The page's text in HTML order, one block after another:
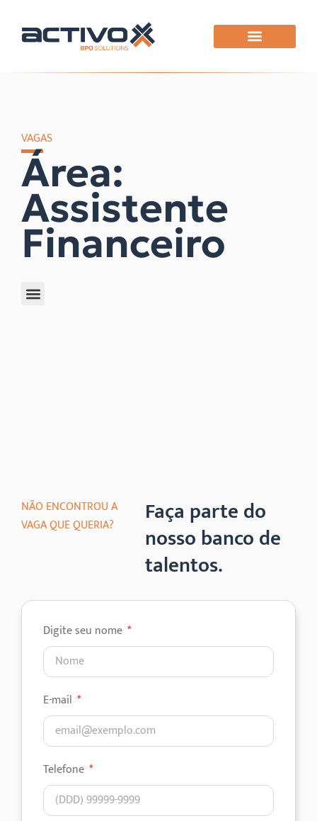
VAGAS
Área:
Assistente
Financeiro
NÃO ENCONTROU A
VAGA QUE QUERIA?
Faça parte do
nosso banco de
talentos.
Digite seu nome
E-mail
Telefone